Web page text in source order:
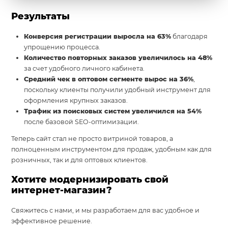
Результаты
Конверсия регистрации выросла на 63% благодаря
упрощению процесса.
Количество повторных заказов увеличилось на 48%
за счет удобного личного кабинета.
Средний чек в оптовом сегменте вырос на 36%,
поскольку клиенты получили удобный инструмент для
оформления крупных заказов.
Трафик из поисковых систем увеличился на 54%
после базовой SEO-оптимизации.
Теперь сайт стал не просто витриной товаров, а
полноценным инструментом для продаж, удобным как для
розничных, так и для оптовых клиентов.
Хотите модернизировать свой
интернет-магазин?
Свяжитесь с нами, и мы разработаем для вас удобное и
эффективное решение.